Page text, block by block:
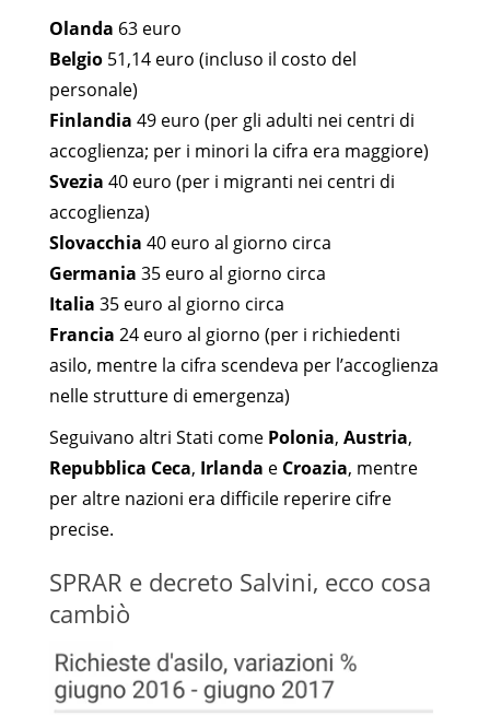
Olanda 63 euro
Belgio 51,14 euro (incluso il costo del
personale)
Finlandia 49 euro (per gli adulti nei centri di
accoglienza; per i minori la cifra era maggiore)
Svezia 40 euro (per i migranti nei centri di
accoglienza)
Slovacchia 40 euro al giorno circa
Germania 35 euro al giorno circa
Italia 35 euro al giorno circa
Francia 24 euro al giorno (per i richiedenti
asilo, mentre la cifra scendeva per l’accoglienza
nelle strutture di emergenza)
Seguivano altri Stati come Polonia, Austria,
Repubblica Ceca, Irlanda e Croazia, mentre
per altre nazioni era difficile reperire cifre
precise.
SPRAR e decreto Salvini, ecco cosa
cambiò